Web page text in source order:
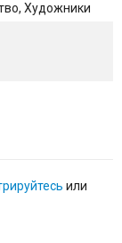
Художники
или